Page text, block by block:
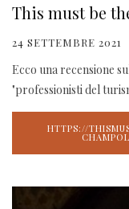
This must be
24 SETTEMBRE 2021
Ecco una recensione
"professionisti del
HTTPS://